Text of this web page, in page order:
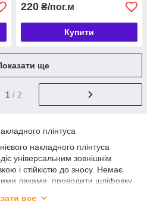
220 ₴/пог.м
Купити
ще
1 / 2
плінтуса
накладного плінтуса
універсальним зовнішнім
і стійкістю до зносу. Немає
лаками, проводити шліфовку
все